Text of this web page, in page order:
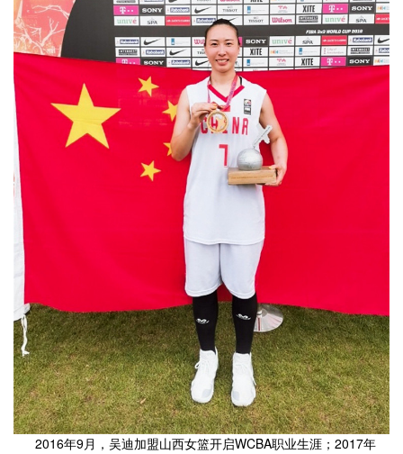
2016年9月，吴迪加盟山西女篮开启WCBA职业生涯；2017年